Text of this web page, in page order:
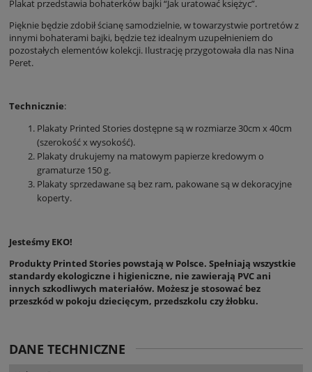
Plakat przedstawia bohaterków bajki “Jak uratować księżyc”.
Pięknie będzie zdobił ścianę samodzielnie, w towarzystwie portretów z
innymi bohaterami bajki, będzie też idealnym uzupełnieniem do
pozostałych elementów kolekcji. Ilustrację przygotowała dla nas Nina
Peret.
Technicznie:
Plakaty Printed Stories dostępne są w rozmiarze 30cm x 40cm
(szerokość x wysokość).
Plakaty drukujemy na matowym papierze kredowym o
gramaturze 150 g.
Plakaty sprzedawane są bez ram, pakowane są w dekoracyjne
koperty.
Jesteśmy EKO!
Produkty Printed Stories powstają w Polsce. Spełniają wszystkie
standardy ekologiczne i higieniczne, nie zawierają PVC ani
innych szkodliwych materiałów. Możesz je stosować bez
przeszkód w pokoju dziecięcym, przedszkolu czy żłobku.
DANE TECHNICZNE